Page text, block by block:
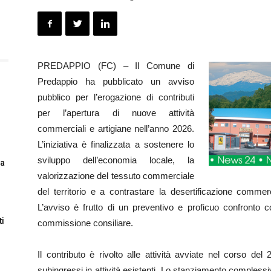
PREDAPPIO (FC) – Il Comune di
Predappio ha pubblicato un avviso
pubblico per l’erogazione di contributi
per l’apertura di nuove attività
commerciali e artigiane nell’anno 2026.
L’iniziativa è finalizzata a sostenere lo
sviluppo dell’economia locale, la
valorizzazione del tessuto commerciale
del territorio e a contrastare la desertificazione
L’avviso è frutto di un preventivo e proficuo confronto
commissione consiliare.
Il contributo è rivolto alle attività avviate nel corso del